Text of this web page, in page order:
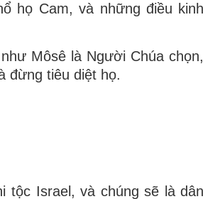
họ Cam, và những điều kinh
Môsê là Người Chúa chọn,
đừng tiêu diệt họ.
tộc Israel, và chúng sẽ là dân